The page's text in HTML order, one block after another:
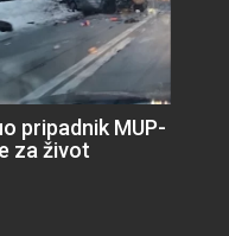
pripadnik MUP-
za život